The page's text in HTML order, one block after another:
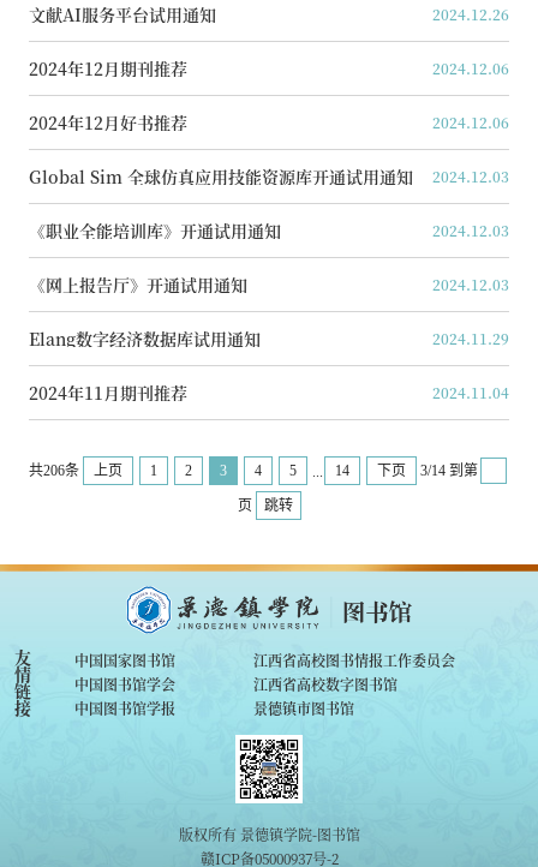
文献AI服务平台试用通知 2024.12.26
2024年12月期刊推荐 2024.12.06
2024年12月好书推荐 2024.12.06
Global Sim 全球仿真应用技能资源库开通试用通知 2024.12.03
《职业全能培训库》开通试用通知 2024.12.03
《网上报告厅》开通试用通知 2024.12.03
Elang数字经济数据库试用通知 2024.11.29
2024年11月期刊推荐 2024.11.04
共206条 上页 1 2 3 4 5 ... 14 下页 3/14 到第
页 跳转
友
情
链
接
中国国家图书馆
江西省高校图书情报工作委员会
中国图书馆学会
江西省高校数字图书馆
中国图书馆学报
景德镇市图书馆
版权所有 景德镇学院-图书馆
赣ICP备05000937号-2